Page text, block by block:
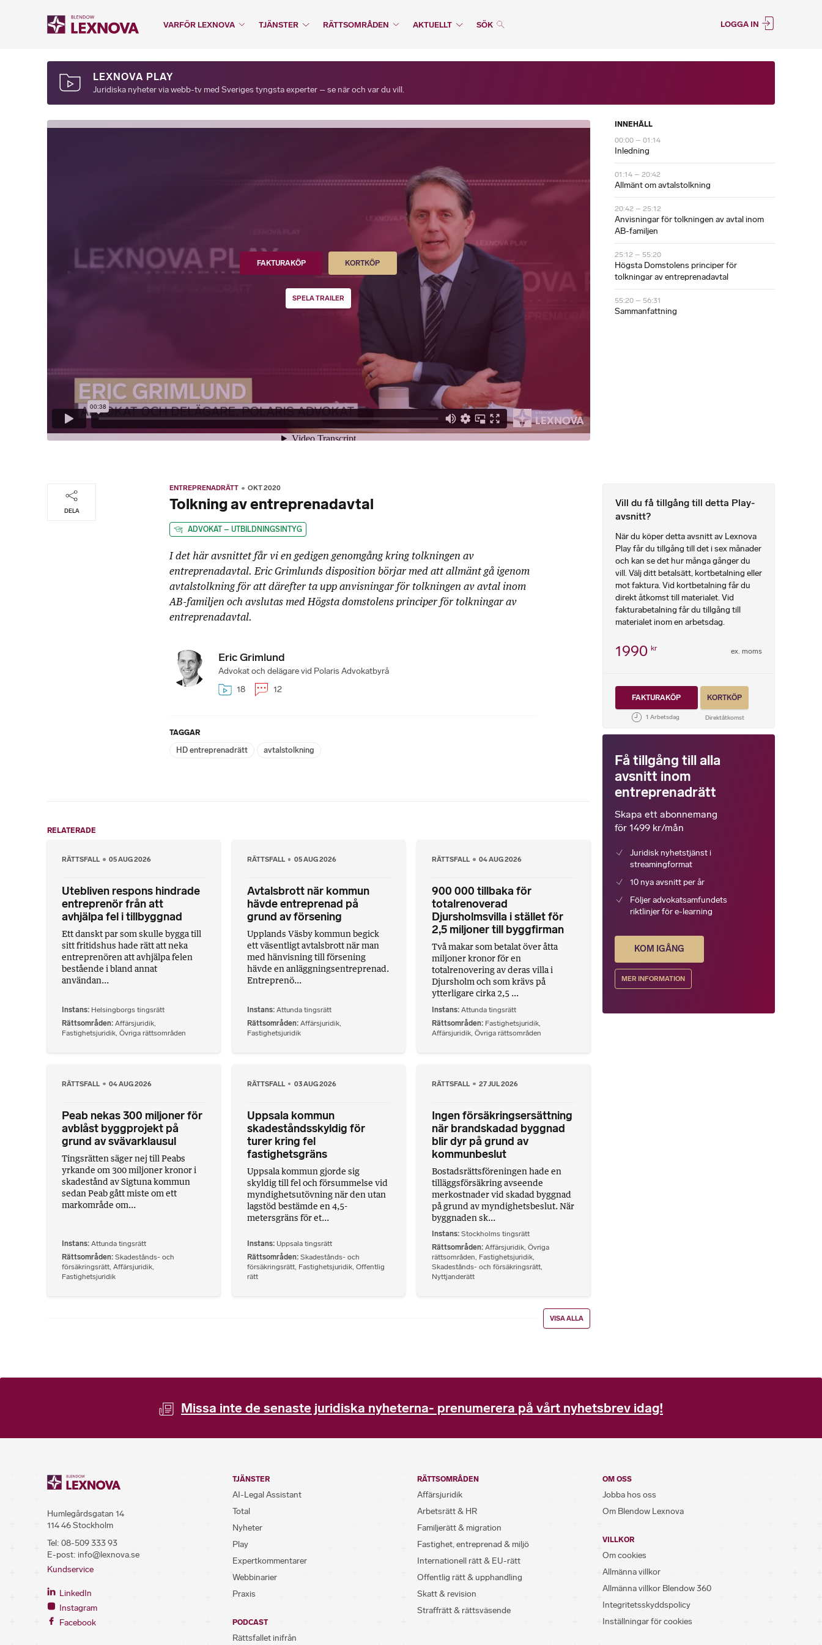
VARFÖR LEXNOVA TJÄNSTER RÄTTSOMRÅDEN AKTUELLT SÖK LOGGA IN
LEXNOVA PLAY
Juridiska nyheter via webb-tv med Sveriges tyngsta experter – se när och var du vill.
FAKTURAKÖP KORTKÖP
SPELA TRAILER
INNEHÅLL
00:00 – 01:14
Inledning
01:14 – 20:42
Allmänt om avtalstolkning
20:42 – 25:12
Anvisningar för tolkningen av avtal inom
AB-familjen
25:12 – 55:20
Högsta Domstolens principer för
tolkningar av entreprenadavtal
55:20 – 56:31
Sammanfattning
DELA
ENTREPRENADRÄTT OKT 2020
Tolkning av entreprenadavtal
ADVOKAT – UTBILDNINGSINTYG
I det här avsnittet får vi en gedigen genomgång kring tolkningen av
entreprenadavtal. Eric Grimlunds disposition börjar med att allmänt gå igenom
avtalstolkning för att därefter ta upp anvisningar för tolkningen av avtal inom
AB-familjen och avslutas med Högsta domstolens principer för tolkningar av
entreprenadavtal.
Eric Grimlund
Advokat och delägare vid Polaris Advokatbyrå
18
12
TAGGAR
HD entreprenadrätt avtalstolkning
RELATERADE
RÄTTSFALL 05 AUG 2026
Utebliven respons hindrade
entreprenör från att
avhjälpa fel i tillbyggnad
Ett danskt par som skulle bygga till
sitt fritidshus hade rätt att neka
entreprenören att avhjälpa felen
bestående i bland annat
användan...
Instans Helsingborgs tingsrätt
Rättsområden Affärsjuridik
Fastighetsjuridik Övriga rättsområden
RÄTTSFALL 05 AUG 2026
Avtalsbrott när kommun
hävde entreprenad på
grund av försening
Upplands Väsby kommun begick
ett väsentligt avtalsbrott när man
med hänvisning till försening
hävde en anläggningsentreprenad.
Entreprenö...
Instans Attunda tingsrätt
Rättsområden Affärsjuridik,
Fastighetsjuridik
RÄTTSFALL 04 AUG 2026
900 000 tillbaka för
totalrenoverad
Djursholmsvilla i stället för
2,5 miljoner till byggfirman
Två makar som betalat över åtta
miljoner kronor för en
totalrenovering av deras villa i
Djursholm och som krävs på
ytterligare cirka 2,5 ...
Instans Attunda tingsrätt
Rättsområden Fastighetsjuridik
Affärsjuridik Övriga rättsområden
RÄTTSFALL 04 AUG 2026
Peab nekas 300 miljoner för
avblåst byggprojekt på
grund av svävarklausul
Tingsrätten säger nej till Peabs
yrkande om 300 miljoner kronor i
skadestånd av Sigtuna kommun
sedan Peab gått miste om ett
markområde om...
Instans Attunda tingsrätt
Rättsområden Skadestånds- och
försäkringsrätt, Affärsjuridik,
Fastighetsjuridik
RÄTTSFALL 03 AUG 2026
Uppsala kommun
skadeståndsskyldig för
turer kring fel
fastighetsgräns
Uppsala kommun gjorde sig
skyldig till fel och försummelse vid
myndighetsutövning när den utan
lagstöd bestämde en 4,5-
metersgräns för et...
Instans Uppsala tingsrätt
Rättsområden Skadestånds- och
försäkringsrätt, Fastighetsjuridik, Offentlig
rätt
RÄTTSFALL 27 JUL 2026
Ingen försäkringsersättning
när brandskadad byggnad
blir dyr på grund av
kommunbeslut
Bostadsrättsföreningen hade en
tilläggsförsäkring avseende
merkostnader vid skadad byggnad
på grund av myndighetsbeslut. När
byggnaden sk...
Instans Stockholms tingsrätt
Rättsområden Affärsjuridik, Övriga
rättsområden, Fastighetsjuridik,
Skadestånds- och försäkringsrätt,
Nyttjanderätt
VISA ALLA
Vill du få tillgång till detta Play-
avsnitt?
När du köper detta avsnitt av Lexnova
Play får du tillgång till det i sex månader
och kan se det hur många gånger du
vill. Välj ditt betalsätt, kortbetalning eller
mot faktura. Vid kortbetalning får du
direkt åtkomst till materialet. Vid
fakturabetalning får du tillgång till
materialet inom en arbetsdag.
1990 kr ex. moms
FAKTURAKÖP KORTKÖP
Få tillgång till alla
avsnitt inom
entreprenadrätt
Skapa ett abonnemang
för 1499 kr/mån
Juridisk nyhetstjänst i
streamingformat
10 nya avsnitt per år
Följer advokatsamfundets
riktlinjer för e-learning
KOM IGÅNG
MER INFORMATION
Missa inte de senaste juridiska nyheterna- prenumerera på vårt nyhetsbrev idag!
Humlegårdsgatan 14
114 46 Stockholm
Tel: 08-509 333 93
E-post: info@lexnova.se
Kundservice
LinkedIn
Instagram
Facebook
TJÄNSTER
AI-Legal Assistant
Total
Nyheter
Play
Expertkommentarer
Webbinarier
Praxis
PODCAST
Rättsfallet inifrån
RÄTTSOMRÅDEN
Affärsjuridik
Arbetsrätt & HR
Familjerätt & migration
Fastighet, entreprenad & miljö
Internationell rätt & EU-rätt
Offentlig rätt & upphandling
Skatt & revision
Straffrätt & rättsväsende
OM OSS
Jobba hos oss
Om Blendow Lexnova
VILLKOR
Om cookies
Allmänna villkor
Allmänna villkor Blendow 360
Integritetsskyddspolicy
Inställningar för cookies